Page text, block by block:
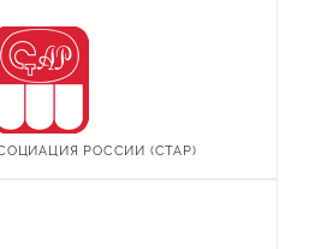
РОССИИ (СТАР)